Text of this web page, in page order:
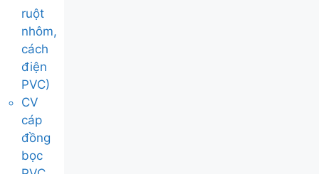
ruột
nhôm,
cách
điện
PVC)
CV
cáp
đồng
bọc